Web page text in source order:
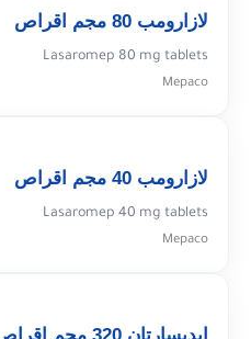
لازارومب 80 مجم اقراص
Lasaromep 80 mg tablets
Mepaco
لازارومب 40 مجم اقراص
Lasaromep 40 mg tablets
Mepaco